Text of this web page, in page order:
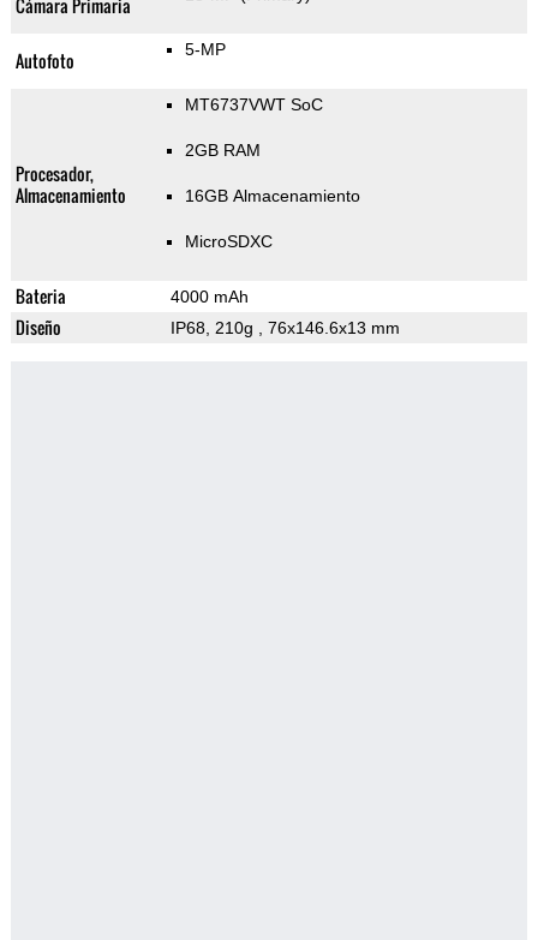
Cámara Primaria
Autofoto 5-MP
Procesador,
Almacenamiento
MT6737VWT SoC
2GB RAM
16GB Almacenamiento
MicroSDXC
Bateria 4000 mAh
Diseño IP68, 210g , 76x146.6x13 mm